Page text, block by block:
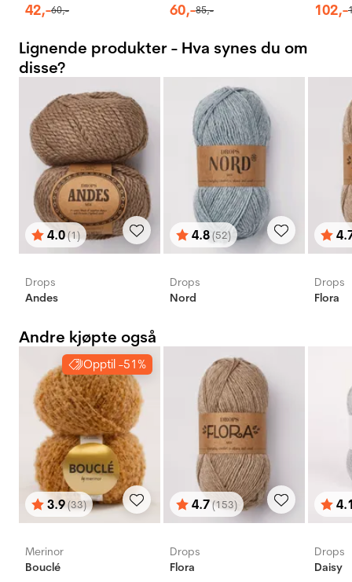
42,-60,- 60,-85,- 102,-
Lignende produkter - Hva synes du om
disse?
Karakter:
4.0(1)
av 5 mulige
Drops
Andes
Karakter:
4.8(52)
av 5 mulige
Drops
Nord
av 5
Drops
Flora
Andre kjøpte også
Opptil -51%
Karakter:
3.9(33)
av 5 mulige
Merinor
Bouclé
Karakter:
4.7(153)
av 5 mulige
Drops
Flora
av 5
Drops
Daisy